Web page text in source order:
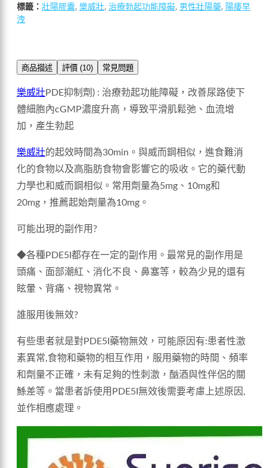
標籤： 壯陽膠囊, 樂威壯, 治療勃起功能障礙, 男性壯陽藥, 陽痿早
洩
商品描述 評價 (10) 常見問題
樂威壯PDE抑制劑) : 治療勃起功能障礙，改善尿路使下
體細胞內cGMP濃度升高，導致平滑肌鬆弛、血流增
加，產生勃起
樂威壯的起效時間為30min。與威而鋼相似，進食難消
化的食物以及高脂肪食物會影響它的吸收。它的藥代動
力學也和威而鋼相似。常用劑量為5mg、10mg和
20mg，推薦起始劑量為10mg。
可能出現的副作用?
◆各種PDE5I都存在一定的副作用。最常見的副作用是
頭痛、面部潮紅、消化不良、鼻塞等，較為少見的還有
眩暈、背痛、視物異常。
誰服用後無效?
有些患者就是對PDE5I藥物無效，可能原因有:患者性激
素異常,食物和藥物的相互作用，服用藥物的時間、頻率
和劑量不正確，未有足夠的性刺激，酗酒與性伴侶的關
鯀差等。當患者訴使用PDE5I無效後需要考慮上述原因,
並作相應處理。